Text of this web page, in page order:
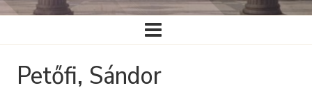
Ĉefa
navigado
Petőfi, Sándor